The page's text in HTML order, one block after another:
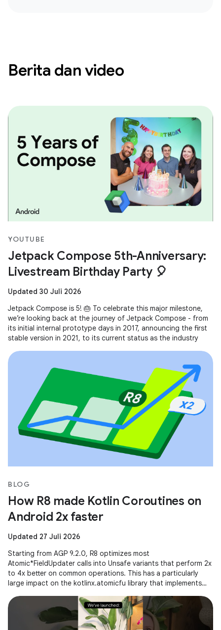
Berita dan video
YOUTUBE
Jetpack Compose 5th-Anniversary:
Livestream Birthday Party 🎈
Updated 30 Juli 2026
Jetpack Compose is 5! 🎂 To celebrate this major milestone,
we’re looking back at the journey of Jetpack Compose - from
its initial internal prototype days in 2017, announcing the first
stable version in 2021, to its current status as the industry
BLOG
How R8 made Kotlin Coroutines on
Android 2x faster
Updated 27 Juli 2026
Starting from AGP 9.2.0, R8 optimizes most
Atomic*FieldUpdater calls into Unsafe variants that perform 2x
to 4x better on common operations. This has a particularly
large impact on the kotlinx.atomicfu library that implements